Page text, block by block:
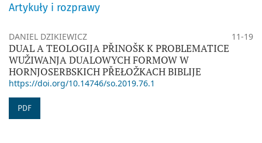
Artykuły i rozprawy
DANIEL DZIKIEWICZ 11-19
DUAL A TEOLOGIJA PŘINOŠK K PROBLEMATICE
WUŽIWANJA DUALOWYCH FORMOW W
HORNJOSERBSKICH PŘEŁOŽKACH BIBLIJE
https://doi.org/10.14746/so.2019.76.1
PDF